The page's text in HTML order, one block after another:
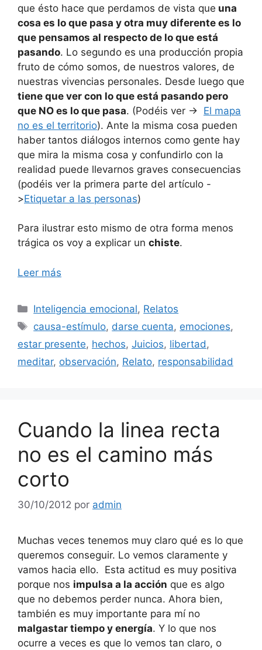
que ésto hace que perdamos de vista que una
cosa es lo que pasa y otra muy diferente es lo
que pensamos al respecto de lo que está
pasando. Lo segundo es una producción propia
fruto de cómo somos, de nuestros valores, de
nuestras vivencias personales. Desde luego que
tiene que ver con lo que está pasando pero
que NO es lo que pasa. (Podéis ver -> El mapa
no es el territorio). Ante la misma cosa pueden
haber tantos diálogos internos como gente hay
que mira la misma cosa y confundirlo con la
realidad puede llevarnos graves consecuencias
(podéis ver la primera parte del artículo -
>Etiquetar a las personas)
Para ilustrar esto mismo de otra forma menos
trágica os voy a explicar un chiste.
Leer más
Categorías
Inteligencia emocional, Relatos
Etiquetas
causa-estímulo, darse cuenta, emociones,
estar presente, hechos, Juicios, libertad ,
meditar, observación, Relato, responsabilidad
Cuando la linea recta
no es el camino más
corto
30/10/2012 por admin
Muchas veces tenemos muy claro qué es lo que
queremos conseguir. Lo vemos claramente y
vamos hacia ello. Esta actitud es muy positiva
porque nos impulsa a la acción que es algo
que no debemos perder nunca. Ahora bien,
también es muy importante para mí no
malgastar tiempo y energía. Y lo que nos
ocurre a veces es que lo vemos tan claro, o